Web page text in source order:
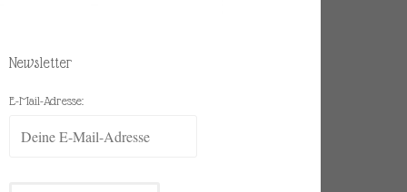
Newsletter
E-Mail-Adresse: